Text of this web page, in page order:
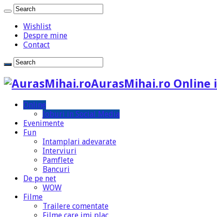
Wishlist
Despre mine
Contact
AurasMihai.ro Online
Online
Joburi in Social Media
Evenimente
Fun
Intamplari adevarate
Interviuri
Pamflete
Bancuri
De pe net
WOW
Filme
Trailere comentate